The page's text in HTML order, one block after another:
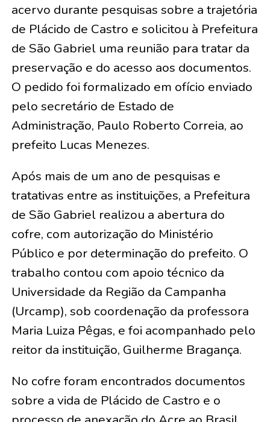
acervo durante pesquisas sobre a trajetória
de Plácido de Castro e solicitou à Prefeitura
de São Gabriel uma reunião para tratar da
preservação e do acesso aos documentos.
O pedido foi formalizado em ofício enviado
pelo secretário de Estado de
Administração, Paulo Roberto Correia, ao
prefeito Lucas Menezes.
Após mais de um ano de pesquisas e
tratativas entre as instituições, a Prefeitura
de São Gabriel realizou a abertura do
cofre, com autorização do Ministério
Público e por determinação do prefeito. O
trabalho contou com apoio técnico da
Universidade da Região da Campanha
(Urcamp), sob coordenação da professora
Maria Luiza Pêgas, e foi acompanhado pelo
reitor da instituição, Guilherme Bragança.
No cofre foram encontrados documentos
sobre a vida de Plácido de Castro e o